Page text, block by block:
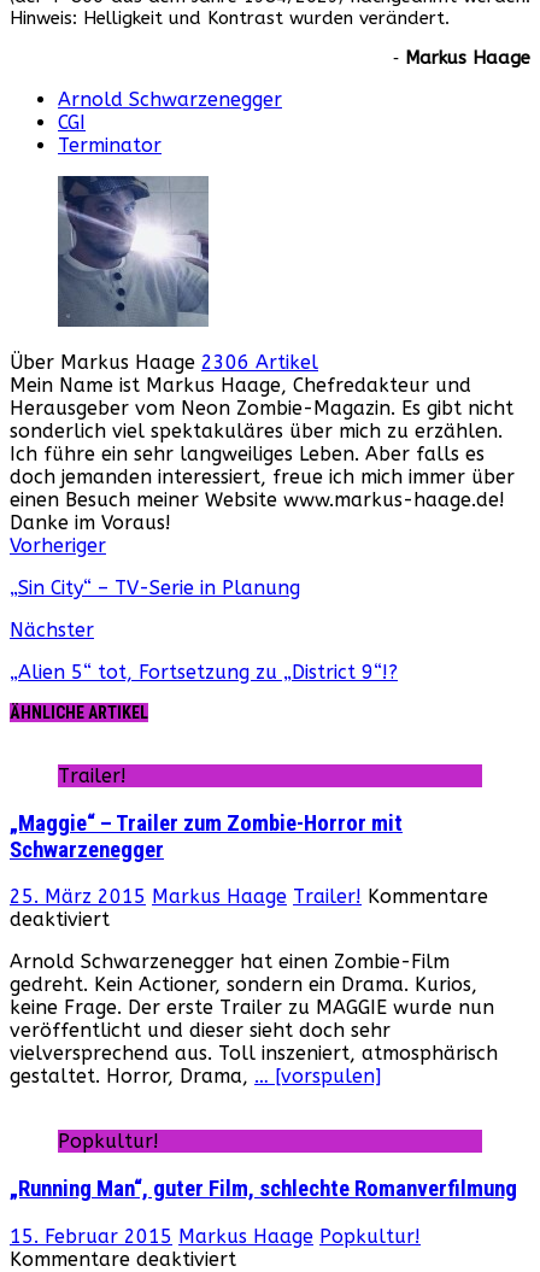
Hinweis: Helligkeit und Kontrast wurden verändert.
‐ Markus Haage
Arnold Schwarzenegger
CGI
Terminator
Über Markus Haage 2306 Artikel
Mein Name ist Markus Haage, Chefredakteur und
Herausgeber vom Neon Zombie-Magazin. Es gibt nicht
sonderlich viel spektakuläres über mich zu erzählen.
Ich führe ein sehr langweiliges Leben. Aber falls es
doch jemanden interessiert, freue ich mich immer über
einen Besuch meiner Website www.markus-haage.de!
Danke im Voraus!
Webseite
Facebook
Instagram
YouTube
Vorheriger
„Sin City“ – TV-Serie in Planung
Nächster
„Alien 5“ tot, Fortsetzung zu „District 9“!?
ÄHNLICHE ARTIKEL
Trailer!
„Maggie“ – Trailer zum Zombie-Horror mit
Schwarzenegger
25. März 2015 Markus Haage Trailer! Kommentare
deaktiviertfür
–
Trailer
zum
Zombie-
Horror
mit
Arnold Schwarzenegger hat einen Zombie-Film
gedreht. Kein Actioner, sondern ein Drama. Kurios,
keine Frage. Der erste Trailer zu MAGGIE wurde nun
veröffentlicht und dieser sieht doch sehr
vielversprechend aus. Toll inszeniert, atmosphärisch
gestaltet. Horror, Drama, … [vorspulen]
Popkultur!
„Running Man“, guter Film, schlechte Romanverfilmung
15. Februar 2015 Markus Haage Popkultur!
Kommentare deaktiviert